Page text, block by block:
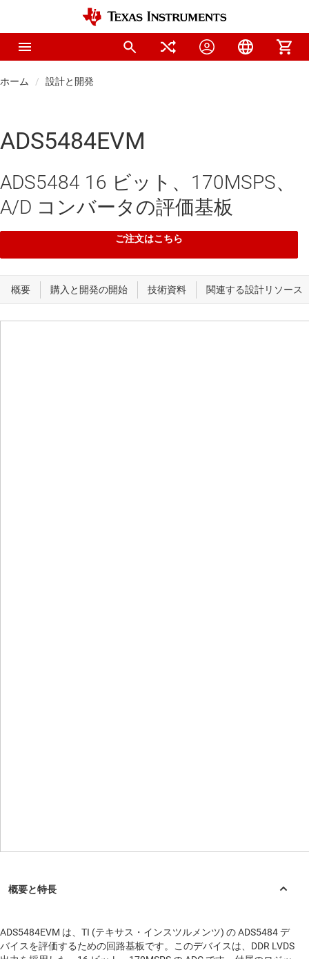
ホーム 設計と開発
ADS5484EVM
ADS5484 16 ビット、170MSPS、
A/D コンバータの評価基板
ご注文はこちら
ADS5484EVM は、TI (テキサス・インスツルメンツ) の ADS5484 デ
バイスを評価するための回路基板です。このデバイスは、DDR LVDS